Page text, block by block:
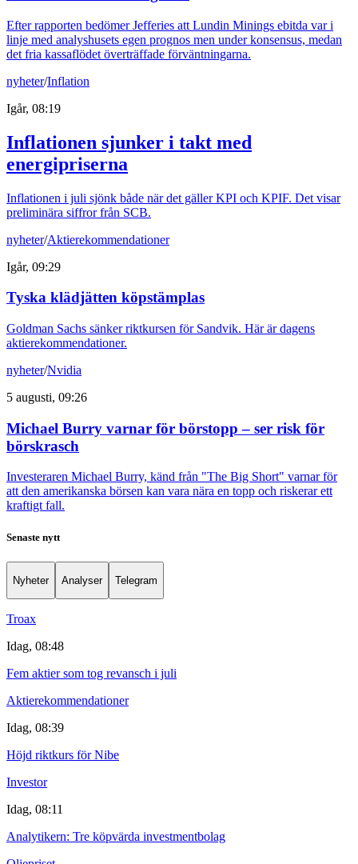
Efter rapporten bedömer Jefferies att Lundin Minings ebitda var i
linje med analyshusets egen prognos men under konsensus, medan
det fria kassaflödet överträffade förväntningarna.
nyheter/Inflation
Igår, 08:19
Inflationen sjunker i takt med
energipriserna
Inflationen i juli sjönk både när det gäller KPI och KPIF. Det visar
preliminära siffror från SCB.
nyheter/Aktierekommendationer
Igår, 09:29
Tyska klädjätten köpstämplas
Goldman Sachs sänker riktkursen för Sandvik. Här är dagens
aktierekommendationer.
nyheter/Nvidia
5 augusti, 09:26
Michael Burry varnar för börstopp – ser risk för
börskrasch
Investeraren Michael Burry, känd från "The Big Short" varnar för
att den amerikanska börsen kan vara nära en topp och riskerar ett
kraftigt fall.
Senaste nytt
Nyheter Analyser Telegram
Troax
Idag, 08:48
Fem aktier som tog revansch i juli
Aktierekommendationer
Idag, 08:39
Höjd riktkurs för Nibe
Investor
Idag, 08:11
Analytikern: Tre köpvärda investmentbolag